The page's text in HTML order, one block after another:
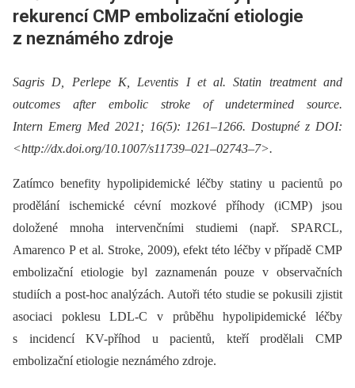
rekurencí CMP embolizační etiologie
z neznámého zdroje
Sagris D, Perlepe K, Leventis I et al. Statin treatment and
outcomes after embolic stroke of undetermined source.
Intern Emerg Med 2021; 16(5): 1261–1266. Dostupné z DOI:
<http://dx.doi.org/10.1007/s11739–021–02743–7>.
Zatímco benefity hypolipidemické léčby statiny u pacientů po
prodělání ischemické cévní mozkové příhody (iCMP) jsou
doložené mnoha intervenčními studiemi (např. SPARCL,
Amarenco P et al. Stroke, 2009), efekt této léčby v případě CMP
embolizační etiologie byl zaznamenán pouze v observačních
studiích a post-hoc analýzách. Autoři této studie se pokusili zjistit
asociaci poklesu LDL-C v průběhu hypolipidemické léčby
s incidencí KV-příhod u pacientů, kteří prodělali CMP
embolizační etiologie neznámého zdroje.